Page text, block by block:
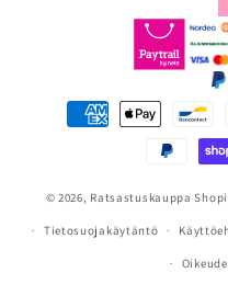
Maksutavat
© 2026, Ratsastuskauppa
Tietosuojakäytäntö